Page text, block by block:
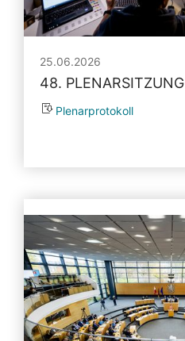
25.06.2026
48. PLENARSITZUNG
Plenarprotokoll